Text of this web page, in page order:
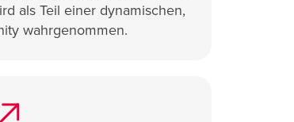
als Teil einer dynamischen,
wahrgenommen.